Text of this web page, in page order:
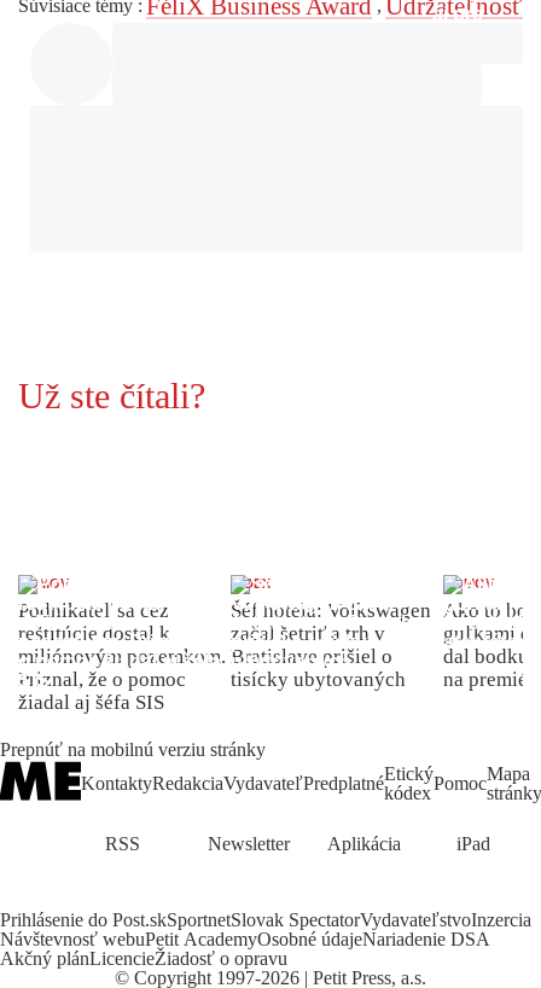
Súvisiace témy : FéliX Business Award , Udržateľnosť
Už ste čítali?
DOMOV
Podnikateľ sa cez
reštitúcie dostal k
miliónovým pozemkom.
Priznal, že o pomoc
žiadal aj šéfa SIS
INDEX
Šéf hotela: Volkswagen
začal šetriť a trh v
Bratislave prišiel o
tisícky ubytovaných
DOMOV
Ako to
guľkami
dal bodku
na
Prepnúť na mobilnú verziu stránky
KontaktyRedakciaVydavateľPredplatnéEtický
kódexPomocMapa
stránky
RSS Newsletter Aplikácia iPad
Prihlásenie do Post.skSportnetSlovak SpectatorVydavateľstvoInzercia
Návštevnosť webuPetit AcademyOsobné údajeNariadenie DSA
Akčný plánLicencieŽiadosť o opravu
© Copyright 1997-2026 | Petit Press, a.s.